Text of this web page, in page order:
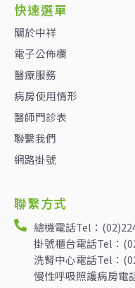
快速選單
關於中祥
電子公佈欄
醫療服務
病房使用情形
醫師門診表
聯繫我們
網路掛號
聯繫方式
總機電話Tel：
掛號櫃台電話Tel：
洗腎中心電話Tel：
慢性呼吸照護病房電